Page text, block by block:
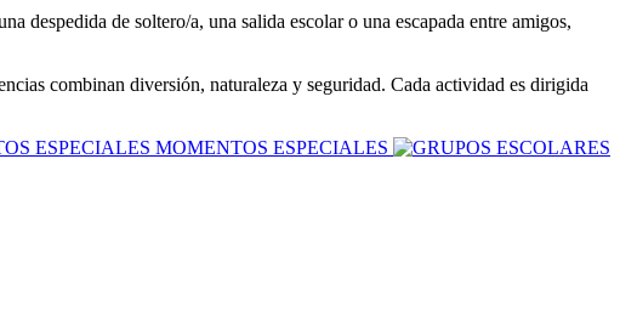
despedida de soltero/a, una salida escolar o una escapada entre amigos,
combinan diversión, naturaleza y seguridad. Cada actividad es dirigida
MOMENTOS ESPECIALES